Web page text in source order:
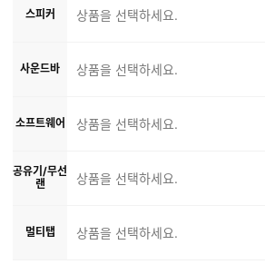
스피커 상품을 선택하세요.
사운드바 상품을 선택하세요.
소프트웨어 상품을 선택하세요.
공유기/무선
랜
상품을 선택하세요.
멀티탭 상품을 선택하세요.